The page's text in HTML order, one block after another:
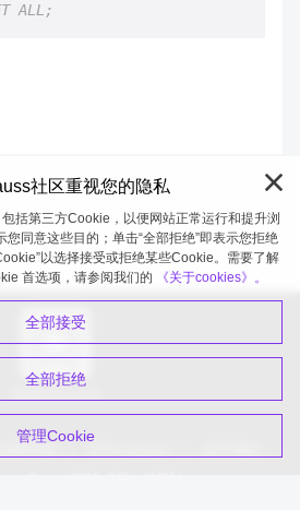
ALL;
社区重视您的隐私
括第三方Cookie，以便网站正常运行和提升浏
您同意这些目的；单击“全部拒绝”即表示您拒绝
以选择接受或拒绝某些Cookie。需要了解
首选项，请参阅我们的
《关于cookies》。
全部接受
全部拒绝
管理Cookie